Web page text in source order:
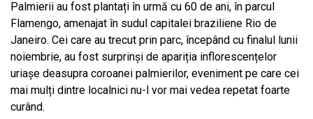
Palmierii au fost plantați în urmă cu 60 de ani, în parcul
Flamengo, amenajat în sudul capitalei braziliene Rio de
Janeiro. Cei care au trecut prin parc, începând cu finalul lunii
noiembrie, au fost surprinși de apariția inflorescențelor
uriașe deasupra coroanei palmierilor, eveniment pe care cei
mai mulți dintre localnici nu-l vor mai vedea repetat foarte
curând.